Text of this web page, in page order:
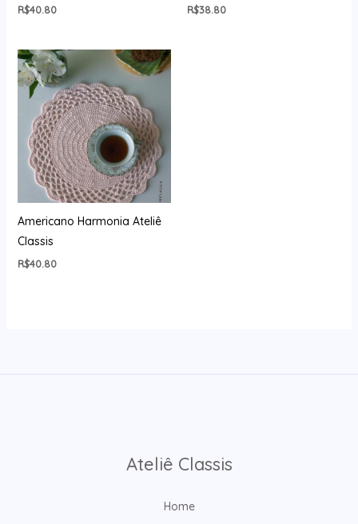
R$40.80 R$38.80
Americano Harmonia Ateliê
Classis
R$40.80
Ateliê Classis
Home